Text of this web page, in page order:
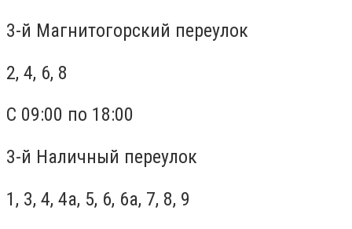
3-й Магнитогорский переулок
2, 4, 6, 8
С 09:00 по 18:00
3-й Наличный переулок
1, 3, 4, 4а, 5, 6, 6а, 7, 8, 9